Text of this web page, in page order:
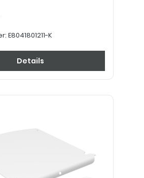
E8041801211-K
Details